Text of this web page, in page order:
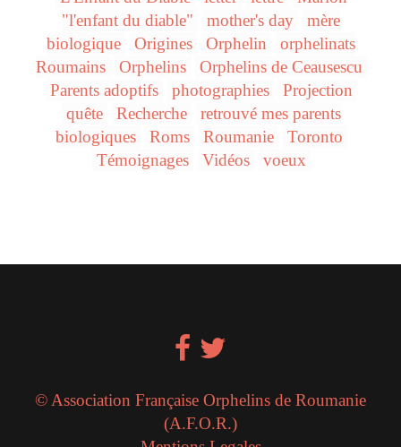
"l'enfant du diable"
mother's day
mère
biologique
Origines Orphelin
orphelinats
Roumains
Orphelins
Orphelins de Ceausescu
Parents adoptifs
photographies
Projection
quête
Recherche
retrouvé mes parents
biologiques
Roms Roumanie
Toronto
Témoignages
Vidéos voeux
© Association Française Orphelins de Roumanie
(A.F.O.R.)